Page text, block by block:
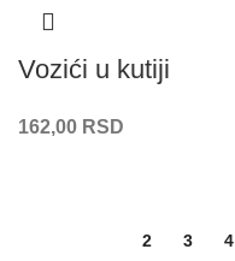
Vozići u kutiji
162,00 RSD
2 3 4